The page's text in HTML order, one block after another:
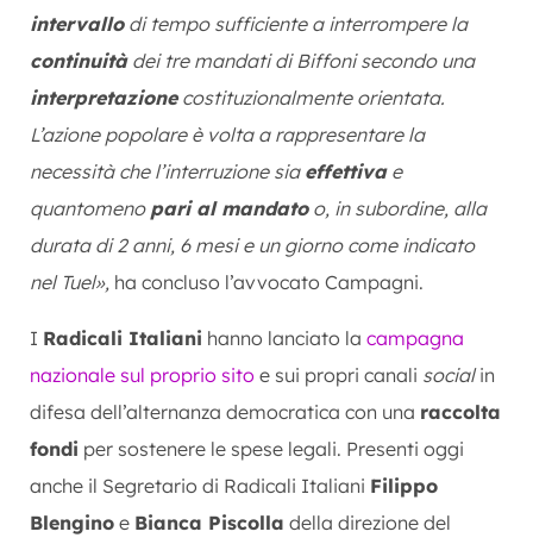
intervallodi tempo sufficiente a interrompere la
continuitàdei tre mandati di Biffoni secondo una
interpretazionecostituzionalmente orientata.
L’azione popolare è volta a rappresentare la
necessità che l’interruzione sia effettivae
quantomeno pari al mandatoo, in subordine, alla
durata di 2 anni, 6 mesi e un giorno come indicato
nel Tuel», ha concluso l’avvocato Campagni.
I Radicali Italiani hanno lanciato la campagna
nazionale sul proprio sito e sui propri canali socialin
difesa dell’alternanza democratica con una raccolta
fondi per sostenere le spese legali. Presenti oggi
anche il Segretario di Radicali Italiani Filippo
Blengino e Bianca Piscolla della direzione del